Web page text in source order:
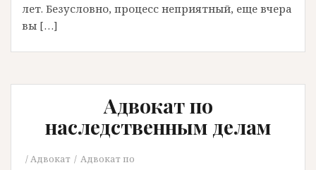
лет. Безусловно, процесс неприятный, еще вчера
вы […]
Адвокат по
наследственным делам
Адвокат Адвокат по